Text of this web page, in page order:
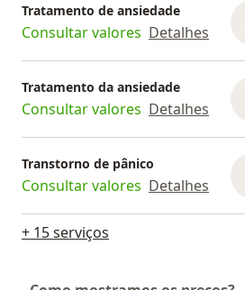
Tratamento de ansiedade
Consultar valores Detalhes
Tratamento da ansiedade
Consultar valores Detalhes
Transtorno de pânico
Consultar valores Detalhes
+ 15 serviços